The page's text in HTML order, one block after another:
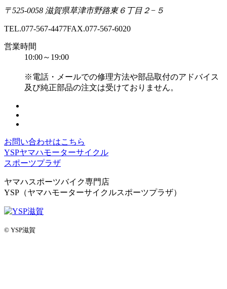
〒525-0058 滋賀県草津市野路東６丁目２−５
TEL.077-567-4477FAX.077-567-6020
営業時間
10:00～19:00
※電話・メールでの修理方法や部品取付のアドバイス
及び純正部品の注文は受けておりません。
お問い合わせはこちら
YSPヤマハモーターサイクル
スポーツプラザ
ヤマハスポーツバイク専門店
YSP（ヤマハモーターサイクルスポーツプラザ）
© YSP滋賀